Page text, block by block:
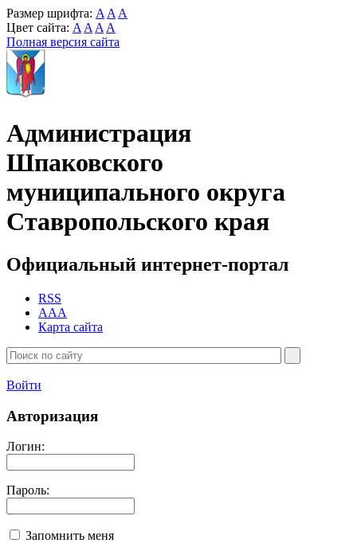
Размер шрифта: A A A
Цвет сайта: A A A A
Полная версия сайта
Администрация
Шпаковского
муниципального округа
Ставропольского края
Официальный интернет-портал
RSS
AAA
Карта сайта
Войти
Авторизация
Логин:
Пароль:
Запомнить меня